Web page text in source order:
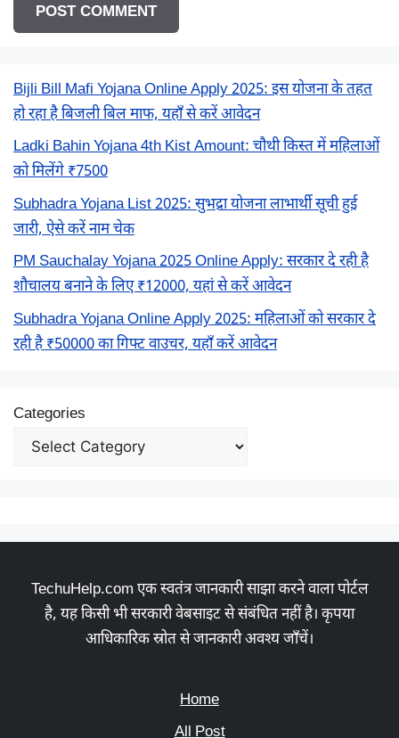
Bijli Bill Mafi Yojana Online Apply 2025: इस योजना के तहत
हो रहा है बिजली बिल माफ, यहाँ से करें आवेदन
Ladki Bahin Yojana 4th Kist Amount: चौथी किस्त में महिलाओं
को मिलेंगे ₹7500
Subhadra Yojana List 2025: सुभद्रा योजना लाभार्थी सूची हुई
जारी, ऐसे करें नाम चेक
PM Sauchalay Yojana 2025 Online Apply: सरकार दे रही है
शौचालय बनाने के लिए ₹12000, यहां से करें आवेदन
Subhadra Yojana Online Apply 2025: महिलाओं को सरकार दे
रही है ₹50000 का गिफ्ट वाउचर, यहाँ करें आवेदन
Categories
TechuHelp.com एक स्वतंत्र जानकारी साझा करने वाला पोर्टल
है, यह किसी भी सरकारी वेबसाइट से संबंधित नहीं है। कृपया
आधिकारिक स्रोत से जानकारी अवश्य जाँचें।
Home
All Post